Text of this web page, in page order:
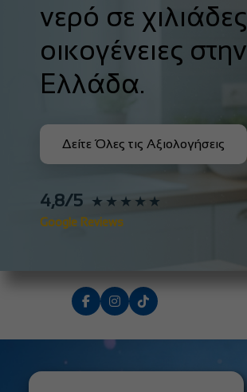
νερό σε χιλιάδες
οικογένειες στην
Ελλάδα.
Δείτε Όλες τις Αξιολογήσεις
4,8/5 ★★★★★
Google Reviews